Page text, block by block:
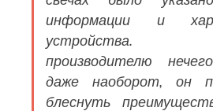
информации и
устройства.
производителю
даже наоборот, он
блеснуть